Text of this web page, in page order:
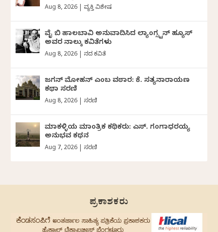
Aug 8, 2026 ವ್ಯಕ್ತಿ ವಿಶೇಷ
ವೈ ಬಿ ಹಾಲಬಾವಿ ಅನುವಾದಿಸಿದ ಲ್ಯಾಂಗ್ಸ್ಟನ್ ಹ್ಯೂಸ್
ಅವರ ನಾಲ್ಕು ಕವಿತೆಗಳು
Aug 8, 2026 ದಿನದ ಕವಿತೆ
ಜಗನ್‌ ಮೋಹನ್‌ ಎಂಬ ವಠಾರ: ಕೆ. ಸತ್ಯನಾರಾಯಣ
ಕಥಾ ಸರಣಿ
Aug 8, 2026 ಸರಣಿ
ಮಾಕಳ್ಳಿಯ ಮಾಂತ್ರಿಕ ಕಥಿಕರು: ಎಸ್. ಗಂಗಾಧರಯ್ಯ
ಅನುಭವ ಕಥನ
Aug 7, 2026 ಸರಣಿ
ಪ್ರಕಾಶಕರು